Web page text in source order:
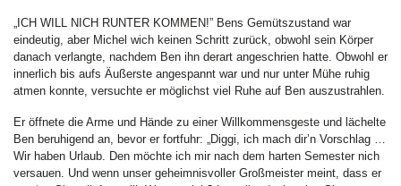
„ICH WILL NICH RUNTER KOMMEN!” Bens Gemütszustand war
eindeutig, aber Michel wich keinen Schritt zurück, obwohl sein Körper
danach verlangte, nachdem Ben ihn derart angeschrien hatte. Obwohl er
innerlich bis aufs Äußerste angespannt war und nur unter Mühe ruhig
atmen konnte, versuchte er möglichst viel Ruhe auf Ben auszustrahlen.
Er öffnete die Arme und Hände zu einer Willkommensgeste und lächelte
Ben beruhigend an, bevor er fortfuhr: „Diggi, ich mach dir’n Vorschlag …
Wir haben Urlaub. Den möchte ich mir nach dem harten Semester nich
versauen. Und wenn unser geheimnisvoller Großmeister meint, dass er